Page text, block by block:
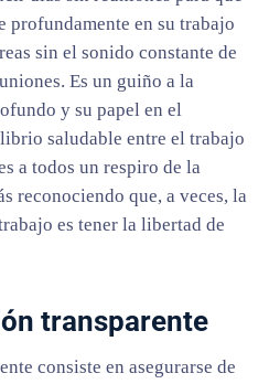
profundamente en su trabajo
sin el sonido constante de
Es un guiño a la
y su papel en el
saludable entre el trabajo
a todos un respiro de la
reconociendo que, a veces, la
es tener la libertad de
transparente
consiste en asegurarse de